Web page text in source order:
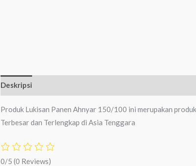
Deskripsi
Produk Lukisan Panen Ahnyar 150/100 ini merupakan
Terbesar dan Terlengkap di Asia Tenggara
0/5 (0 Reviews)